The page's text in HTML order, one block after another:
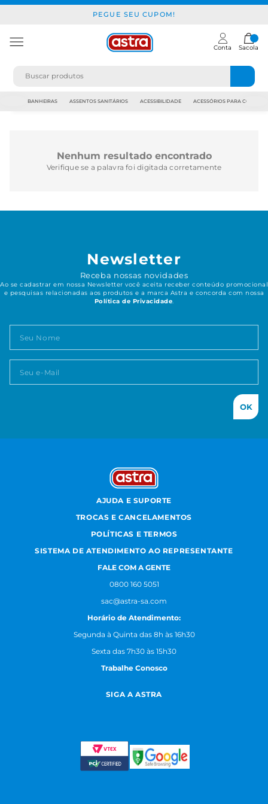
PEGUE SEU CUPOM!
Conta Sacola
BANHEIRAS ASSENTOS SANITÁRIOS ACESSIBILIDADE ACESSÓRIOS PARA
Nenhum resultado encontrado
Verifique se a palavra foi digitada corretamente
Newsletter
Receba nossas novidades
Ao se cadastrar em nossa Newsletter você aceita receber conteúdo promocional
e pesquisas relacionadas aos produtos e a marca Astra e concorda com nossa
Política de Privacidade.
OK
AJUDA E SUPORTE
TROCAS E CANCELAMENTOS
POLÍTICAS E TERMOS
SISTEMA DE ATENDIMENTO AO REPRESENTANTE
FALE COM A GENTE
0800 160 5051
sac@astra-sa.com
Horário de Atendimento:
Segunda à Quinta das 8h às 16h30
Sexta das 7h30 às 15h30
Trabalhe Conosco
SIGA A ASTRA